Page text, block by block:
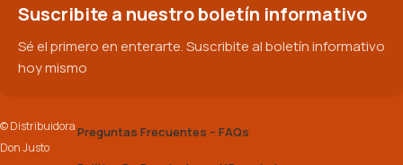
Suscribite a nuestro boletín informativo
Sé el primero en enterarte. Suscribite al boletín informativo
hoy mismo
© Distribuidora
Don Justo
Preguntas Frecuentes – FAQs